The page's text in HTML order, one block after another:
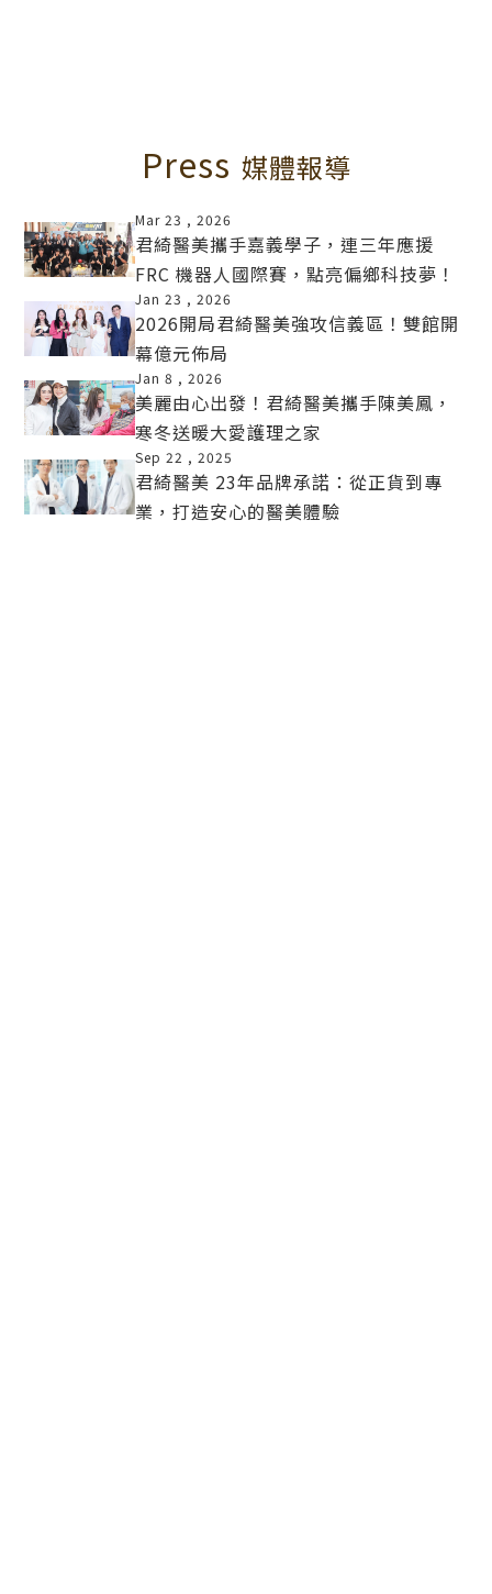
Press 媒體報導
Mar 23 , 2026
君綺醫美攜手嘉義學子，連三年應援
FRC 機器人國際賽，點亮偏鄉科技夢！
MORE
Jan 23 , 2026
2026開局君綺醫美強攻信義區！雙館開
幕億元佈局
MORE
Jan 8 , 2026
美麗由心出發！君綺醫美攜手陳美鳳，
寒冬送暖大愛護理之家
MORE
Sep 22 , 2025
君綺醫美 23年品牌承諾：從正貨到專
業，打造安心的醫美體驗